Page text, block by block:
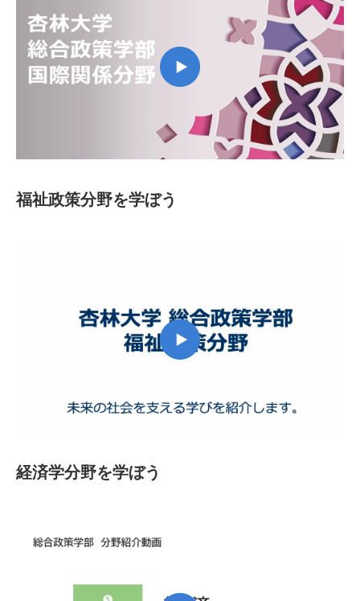
福祉政策分野を学ぼう
経済学分野を学ぼう